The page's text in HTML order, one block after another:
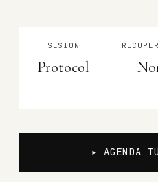
SESION
Protocol
▸ AGENDA